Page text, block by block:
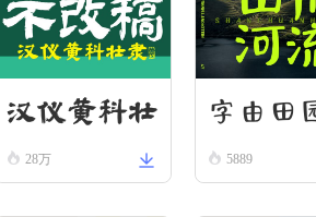
汉仪黄科壮
隶 W
28万
字由田
5889